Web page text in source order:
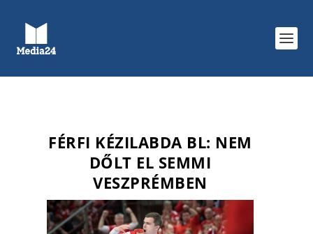
FÉRFI KÉZILABDA BL: NEM
DŐLT EL SEMMI
VESZPRÉMBEN